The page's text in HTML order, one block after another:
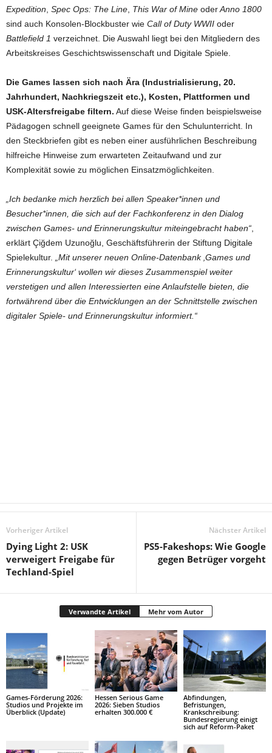
Expedition Spec Ops: The Line This War of Mine oderAnno 1800
sind auch Konsolen-Blockbuster wie Call of Duty WWII oder
Battlefield 1 verzeichnet. Die Auswahl liegt bei den Mitgliedern des
Arbeitskreises Geschichtswissenschaft und Digitale Spiele.
Die Games lassen sich nach Ära (Industrialisierung, 20.
Jahrhundert, Nachkriegszeit etc.), Kosten, Plattformen und
USK-Altersfreigabe filtern. Auf diese Weise finden beispielsweise
Pädagogen schnell geeignete Games für den Schulunterricht. In
den Steckbriefen gibt es neben einer ausführlichen Beschreibung
hilfreiche Hinweise zum erwarteten Zeitaufwand und zur
Komplexität sowie zu möglichen Einsatzmöglichkeiten.
„Ich bedanke mich herzlich bei allen Speaker*innen und
Besucher*innen, die sich auf der Fachkonferenz in den Dialog
zwischen Games- und Erinnerungskultur miteingebracht haben“
erklärt Çiğdem Uzunoğlu, Geschäftsführerin der Stiftung Digitale
Spielekultur.
„Mit unserer neuen Online-Datenbank ‚Games und
Erinnerungskultur‘ wollen wir dieses Zusammenspiel weiter
verstetigen und allen Interessierten eine Anlaufstelle bieten, die
fortwährend über die Entwicklungen an der Schnittstelle zwischen
digitaler Spiele- und Erinnerungskultur informiert.“
Vorheriger Artikel
Dying Light 2: USK
verweigert Freigabe für
Techland-Spiel
Nächster Artikel
PS5-Fakeshops: Wie Google
gegen Betrüger vorgeht
Verwandte Artikel Mehr vom Autor
Games-Förderung 2026:
Studios und Projekte im
Überblick (Update)
Hessen Serious Game
2026: Sieben Studios
erhalten 300.000 €
Abfindungen,
Befristungen,
Krankschreibung:
Bundesregierung einigt
sich auf Reform-Paket